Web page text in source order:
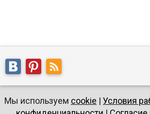
Мы используем cookie | Условия